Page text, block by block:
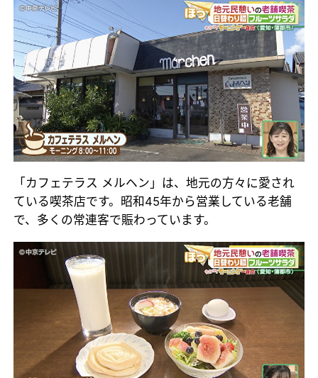
「カフェテラス メルヘン」は、地元の方々に愛され
ている喫茶店です。昭和45年から営業している老舗
で、多くの常連客で賑わっています。